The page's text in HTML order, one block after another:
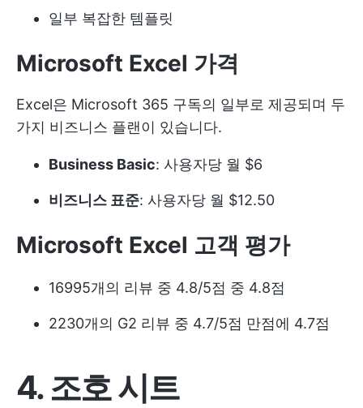
일부 복잡한 템플릿
Microsoft Excel 가격
Excel은 Microsoft 365 구독의 일부로 제공되며 두
가지 비즈니스 플랜이 있습니다.
Business Basic: 사용자당 월 $6
비즈니스 표준: 사용자당 월 $12.50
Microsoft Excel 고객 평가
16995개의 리뷰 중 4.8/5점 중 4.8점
2230개의 G2 리뷰 중 4.7/5점 만점에 4.7점
4. 조호 시트